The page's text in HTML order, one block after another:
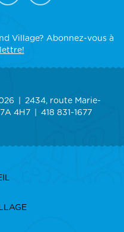
Village? Abonnez-vous à
2434, route Marie-
4H7
418 831-1677